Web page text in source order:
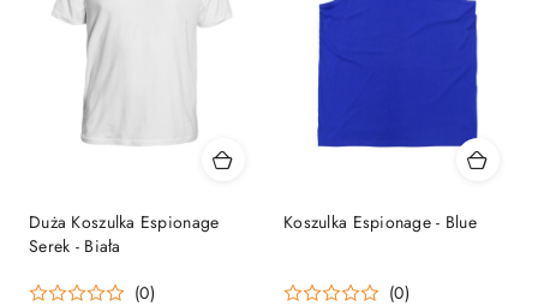
Duża Koszulka Espionage
Serek - Biała
(0)
Koszulka Espionage - Blue
(0)